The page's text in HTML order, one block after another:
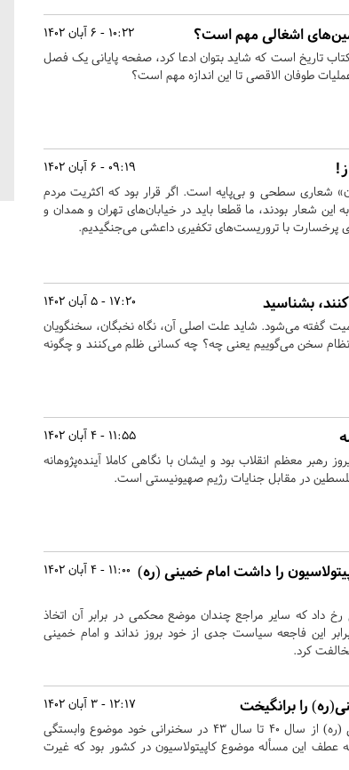
10:22 - 6 آبان 1402 اشغالی مهم است؟
تاریخ است که شاید بتوان ادعا کرد، صفحه پایانی یک فصل
طوفان الاقصی تا این اندازه مهم است؟
09:19 - 6 آبان 1402
شعاری سطحی و بی‌پایه است. اگر قرار بود که اکثریت مردم
این شعار بودند، ما قطعا باید در خیابان‌های تهران و همدان و
پرخسارت با تروریست‌های تکفیری داعشی می‌جنگیدیم.
17:20 - 5 آبان 1402 بشناسید
گفته می‌شود. شاید علت اصلی آن، نگاه نخبگان، سخنگویان
نظام سخن می‌گوییم یعنی چه؟ چه کسانی ظلم می‌کنند و چگونه
11:55 - 4 آبان 1402
رهبر معظم انقلاب بود و ایشان با نگاهی کاملا آینده‌پژوهانه
در مقابل جنایات رژیم صهیونیستی است.
11:00 - 4 آبان 1402 را داشت امام خمینی (ره)
داد که سایر مراجع چندان موضع محکمی در برابر آن اتخاذ
برابر این فاجعه سیاست جدی از خود بروز نداند و امام خمینی
کرد.
12:17 - 3 آبان 1402 را برانگیخت
ایمان حسین قزل‌ایاق گفت: امام خمینی (ره) از سال 40 تا سال 43 در سخنرانی خود موضوع وابستگی
عطف این مسأله موضوع کاپیتولاسیون در کشور بود که غیرت